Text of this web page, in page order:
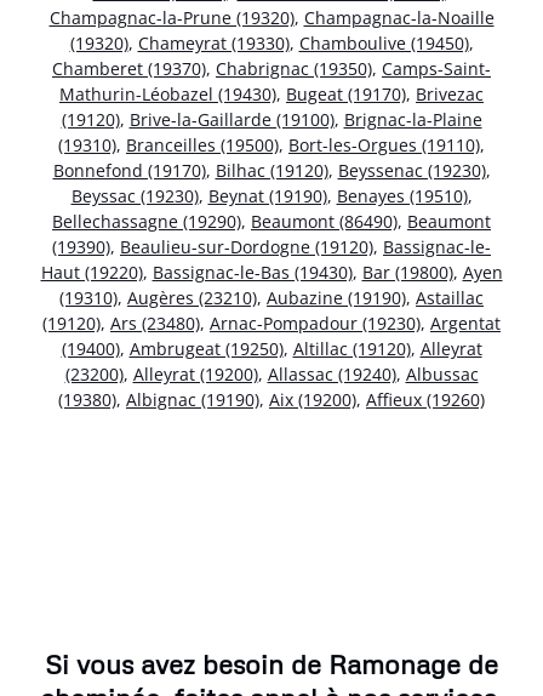
Champagnac-la-Prune (19320), Champagnac-la-Noaille
(19320), Chameyrat (19330), Chamboulive (19450),
Chamberet (19370), Chabrignac (19350), Camps-Saint-
Mathurin-Léobazel (19430), Bugeat (19170), Brivezac
(19120), Brive-la-Gaillarde (19100), Brignac-la-Plaine
(19310), Branceilles (19500), Bort-les-Orgues (19110),
Bonnefond (19170), Bilhac (19120), Beyssenac (19230),
Beyssac (19230), Beynat (19190), Benayes (19510),
Bellechassagne (19290), Beaumont (86490), Beaumont
(19390), Beaulieu-sur-Dordogne (19120), Bassignac-le-
Haut (19220), Bassignac-le-Bas (19430), Bar (19800), Ayen
(19310), Augères (23210), Aubazine (19190), Astaillac
(19120), Ars (23480), Arnac-Pompadour (19230), Argentat
(19400), Ambrugeat (19250), Altillac (19120), Alleyrat
(23200), Alleyrat (19200), Allassac (19240), Albussac
(19380), Albignac (19190), Aix (19200), Affieux (19260)
Si vous avez besoin de Ramonage de